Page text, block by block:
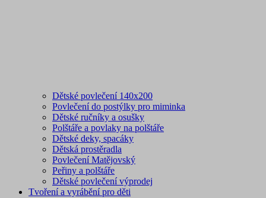
Dětské povlečení 140x200
Povlečení do postýlky pro miminka
Dětské ručníky a osušky
Polštáře a povlaky na polštáře
Dětské deky, spacáky
Dětská prostěradla
Povlečení Matějovský
Peřiny a polštáře
Dětské povlečení výprodej
Tvoření a vyrábění pro děti